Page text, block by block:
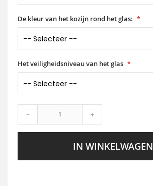
De kleur van het kozijn rond het glas:
Het veiligheidsniveau van het glas
- +
IN WINKELWAGEN